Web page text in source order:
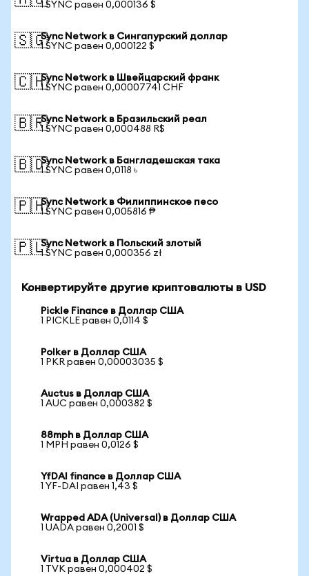
1 SYNC равен 0,000136 $
🇸🇬Sync Network в Сингапурский доллар
1 SYNC равен 0,000122 $
🇨🇭Sync Network в Швейцарский франк
1 SYNC равен 0,00007741 CHF
🇧🇷Sync Network в Бразильский реал
1 SYNC равен 0,000488 R$
🇧🇩Sync Network в Бангладешская така
1 SYNC равен 0,0118 ৳
🇵🇭Sync Network в Филиппинское песо
1 SYNC равен 0,005816 ₱
🇵🇱Sync Network в Польский злотый
1 SYNC равен 0,000356 zł
Конвертируйте другие криптовалюты в USD
Pickle Finance в Доллар США
1 PICKLE равен 0,0114 $
Polker в Доллар США
1 PKR равен 0,00003035 $
Auctus в Доллар США
1 AUC равен 0,000382 $
88mph в Доллар США
1 MPH равен 0,0126 $
YfDAI finance в Доллар США
1 YF-DAI равен 1,43 $
Wrapped ADA (Universal) в Доллар США
1 UADA равен 0,2001 $
Virtua в Доллар США
1 TVK равен 0,000402 $